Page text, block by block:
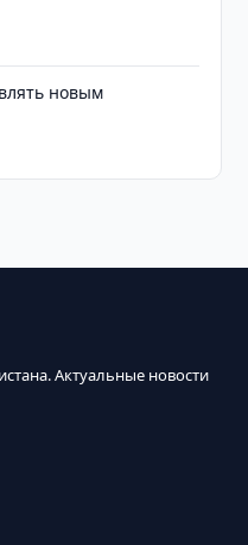
новым
Актуальные новости